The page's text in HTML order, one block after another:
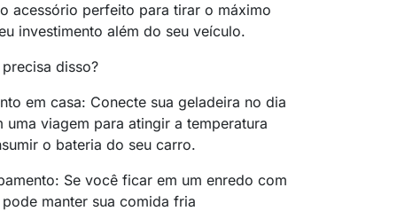
acessório perfeito para tirar o máximo
investimento além do seu veículo.
disso?
em casa: Conecte sua geladeira no dia
uma viagem para atingir a temperatura
o bateria do seu carro.
Se você ficar em um enredo com
manter sua comida fria